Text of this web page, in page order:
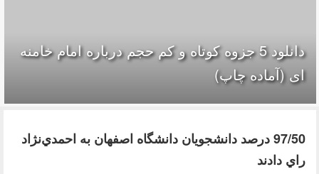
دانلود 5 جزوه كوتاه و كم حجم درباره امام خامنه
ای (آماده چاپ)
97/50 درصد دانشجويان دانشگاه اصفهان به احمدي‌نژاد
راي دادند